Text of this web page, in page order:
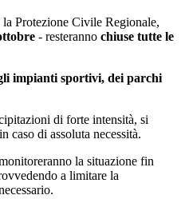
la Protezione Civile Regionale,
- resteranno chiuse tutte le
impianti sportivi, dei parchi
di forte intensità, si
caso di assoluta necessità.
la situazione fin
a limitare la